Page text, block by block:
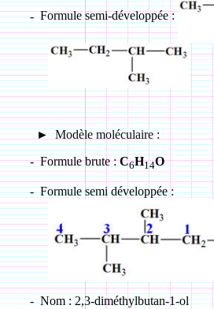
- Formule semi-développée :
► Modèle moléculaire :
- Formule brute :C6H14O
- Formule semi développée :
- Nom : 2,3-diméthylbutan-1-ol